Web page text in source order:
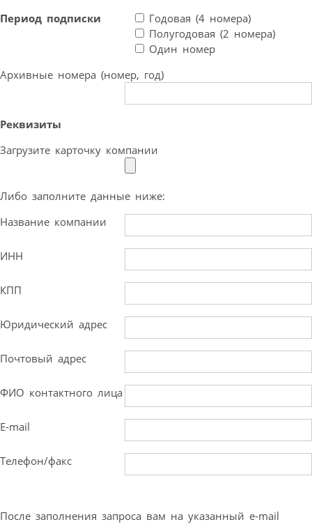
Период подписки
Годовая (4 номера)
Полугодовая (2 номера)
Один номер
Архивные номера (номер, год)
Реквизиты
Загрузите карточку компании
Либо заполните данные ниже:
Название компании
ИНН
КПП
Юридический адрес
Почтовый адрес
ФИО контактного лица
E-mail
Телефон/факс
После заполнения запроса вам на указанный e-mail